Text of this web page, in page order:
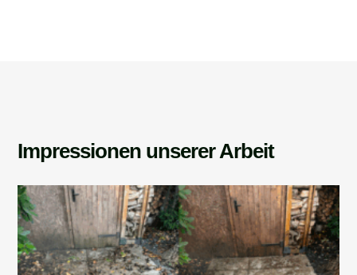
Impressionen unserer Arbeit